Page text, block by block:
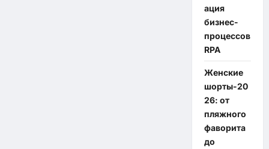
ация
бизнес-
процессов
RPA
Женские
шорты-20
26: от
пляжного
фаворита
до